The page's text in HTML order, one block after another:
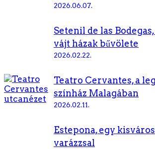
2026.06.07.
Setenil de las
vájt házak bűvölete
2026.02.22.
Teatro Cervantes, a
színház Malagában
2026.02.11.
Estepona, egy
varázzsal